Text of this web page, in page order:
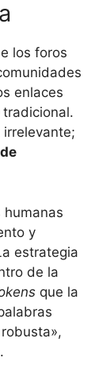
los foros
enlaces
tradicional.
irrelevante;
y
estrategia
de la
que la